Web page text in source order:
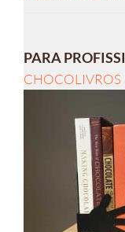
PARA
CHOCOLIVROS